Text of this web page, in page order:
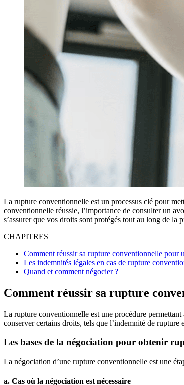
La rupture conventionnelle est un processus clé pour
conventionnelle réussie, l’importance de consulter un
s’assurer que vos droits sont protégés tout au long de la
CHAPITRES
Comment réussir sa rupture conventionnelle pour
Les indemnités légales en cas de rupture
Quand et comment négocier ?
Comment réussir sa rupture
La rupture conventionnelle est une procédure
conserver certains droits, tels que l’indemnité de rupture
Les bases de la négociation pour obtenir
La négociation d’une rupture conventionnelle est une
a. Cas où la négociation est nécessaire